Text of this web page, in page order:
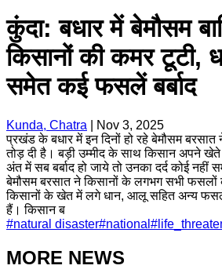
कुंदा: बधार में बेमौसम
किसानों की कमर टूटी,
समेत कई फसलें बर्बाद
Kunda, Chatra
Nov 3, 2025
प्रखंड के बधार में इन दिनों हो रहे बेमौसम
तोड़ दी है। बड़ी उम्मीद के साथ किसान अपने
अंत में सब बर्बाद हो जाये तो उनका दर्द कोई
बेमौसम बरसात ने किसानों के लगभग सभी फसलों
किसानों के खेत में लगे धान, आलू सहित अन्य फसलें
हैं। किसान ब
#natural disaster#national #
MORE NEWS